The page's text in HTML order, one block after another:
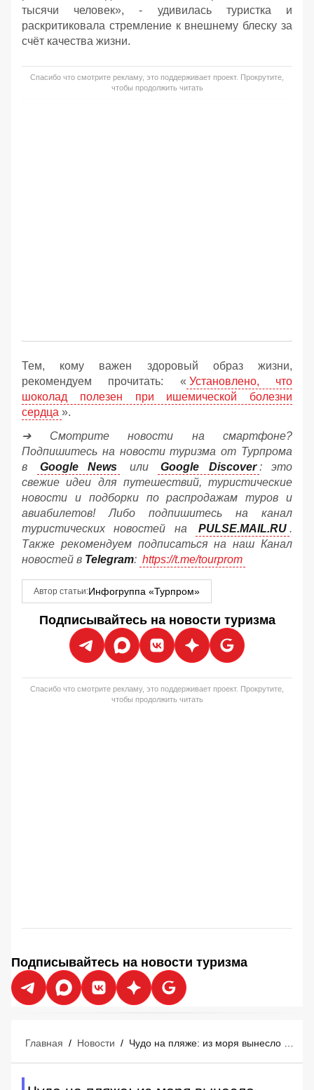
тысячи человек», - удивилась туристка и
раскритиковала стремление к внешнему блеску за
счёт качества жизни.
Спасибо что смотрите рекламу, это поддерживает проект. Прокрутите,
чтобы продолжить читать
Тем, кому важен здоровый образ жизни,
рекомендуем прочитать: « Установлено, что
шоколад полезен при ишемической болезни
сердца ».
➔ Смотрите новости на смартфоне?
Подпишитесь на новости туризма от Турпрома
в
Google News или Google Discover : это
свежие идеи для путешествий, туристические
новости и подборки по распродажам туров и
авиабилетов! Либо подпишитесь на канал
туристических новостей на
PULSE.MAIL.RU .
Также рекомендуем подписаться на наш Канал
новостей в Telegram: https://t.me/tourprom
Автор статьи:Инфогруппа «Турпром»
Подписывайтесь на новости туризма
Спасибо что смотрите рекламу, это поддерживает проект. Прокрутите,
чтобы продолжить читать
Подписывайтесь на новости туризма
Главная / Новости /